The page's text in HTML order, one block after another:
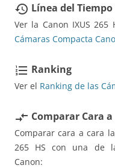
restore Línea del Tiempo
Ver la Canon IXUS 265
Cámaras Compacta
format_list_numbered Ranking
Ver el Ranking de las
compare_arrows Comparar Cara a
Comparar cara a cara
265 HS con una de
Canon: